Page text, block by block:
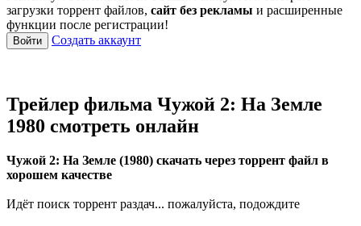
загрузки торрент файлов, сайт без рекламы и расширенные
функции после регистрации!
Войти Создать аккаунт
Трейлер фильма Чужой 2: На Земле
1980 смотреть онлайн
Чужой 2: На Земле (1980) скачать через торрент файл в
хорошем качестве
Идёт поиск торрент раздач... пожалуйста, подождите